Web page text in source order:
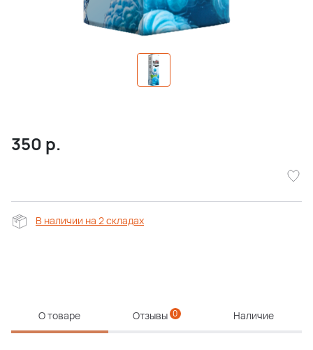
350 р.
В наличии на 2 складах
О товаре Отзывы 0 Наличие